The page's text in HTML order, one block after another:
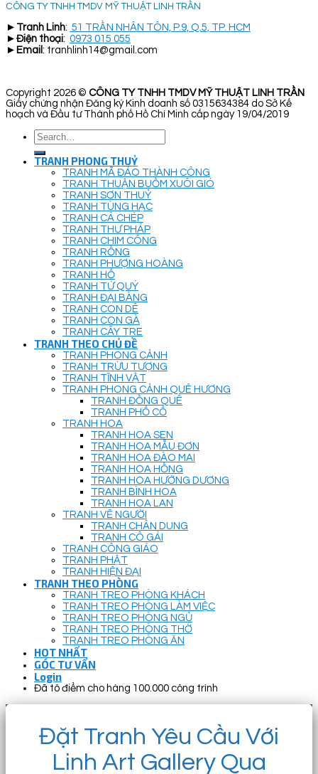
CÔNG TY TNHH TMDV MỸ THUẬT LINH TRẦN
► Tranh Linh: 51 TRẦN NHÂN TÔN, P.9, Q.5, TP. HCM
► Điện thoại: 0973 015 055
► Email : tranhlinh14@gmail.com
Copyright 2026 © CÔNG TY TNHH TMDV MỸ THUẬT LINH TRẦN
Giấy chứng nhận Đăng ký Kinh doanh số 0315634384 do Sở Kế
hoạch và Đầu tư Thành phố Hồ Chí Minh cấp ngày 19/04/2019
Search
for:
TRANH PHONG THUỶ
TRANH MÃ ĐÁO THÀNH CÔNG
TRANH THUẬN BUỒM XUÔI GIÓ
TRANH SƠN THUỶ
TRANH TÙNG HẠC
TRANH CÁ CHÉP
TRANH THƯ PHÁP
TRANH CHIM CÔNG
TRANH RỒNG
TRANH PHƯỢNG HOÀNG
TRANH HỔ
TRANH TỨ QUÝ
TRANH ĐẠI BÀNG
TRANH CON DÊ
TRANH CON GÀ
TRANH CÂY TRE
TRANH THEO CHỦ ĐỀ
TRANH PHONG CẢNH
TRANH TRỪU TƯỢNG
TRANH TĨNH VẬT
TRANH PHONG CẢNH QUÊ HƯƠNG
TRANH ĐỒNG QUÊ
TRANH PHỐ CỔ
TRANH HOA
TRANH HOA SEN
TRANH HOA MẪU ĐƠN
TRANH HOA ĐÀO MAI
TRANH HOA HỒNG
TRANH HOA HƯỚNG DƯƠNG
TRANH BÌNH HOA
TRANH HOA LAN
TRANH VẼ NGƯỜI
TRANH CHÂN DUNG
TRANH CÔ GÁI
TRANH CÔNG GIÁO
TRANH PHẬT
TRANH HIỆN ĐẠI
TRANH THEO PHÒNG
TRANH TREO PHÒNG KHÁCH
TRANH TREO PHÒNG LÀM VIỆC
TRANH TREO PHÒNG NGỦ
TRANH TREO PHÒNG THỜ
TRANH TREO PHÒNG ĂN
HOT NHẤT
GÓC TƯ VẤN
Login
Đã tô điểm cho hàng 100.000 công trình
Đặt Tranh Yêu Cầu Với
Linh Art Gallery Qua